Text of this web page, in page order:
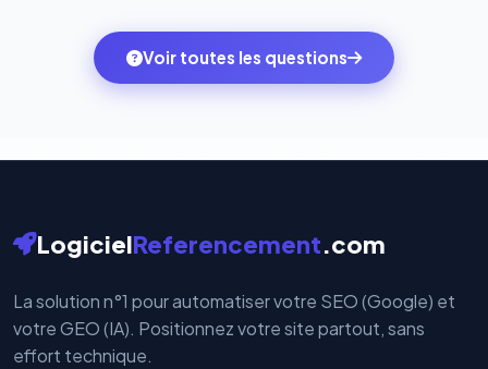
ambitions du moment — sans perdre vos données ni
votre historique.
monde. Vos données bancaires ne transitent jamais
par nos serveurs — elles sont gérées directement et
Voir toutes les questions
LogicielReferencement.com
La solution n°1 pour automatiser votre SEO (Google) et
votre GEO (IA). Positionnez votre site partout, sans
effort technique.